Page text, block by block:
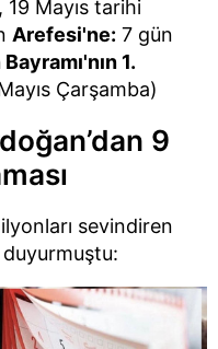
19 Mayıs tarihi
Arefesi'ne: 7 gün
1.
Çarşamba)
9
sevindiren
duyurmuştu: